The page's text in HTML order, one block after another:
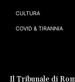
CULTURA
COVID & TIRANNIA
Il Tribunale di